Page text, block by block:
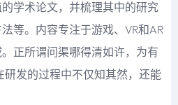
学术论文，并梳理其中的研究
等。内容专注于游戏、VR和AR
正所谓问渠哪得清如许，为有
研发的过程中不仅知其然，还能